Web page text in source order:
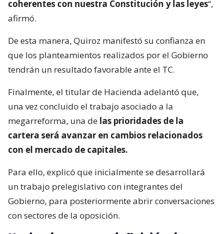
coherentes con nuestra Constitución y las leyes“,
afirmó.
De esta manera, Quiroz manifestó su confianza en
que los planteamientos realizados por el Gobierno
tendrán un resultado favorable ante el TC.
Finalmente, el titular de Hacienda adelantó que,
una vez concluido el trabajo asociado a la
megarreforma, una de las prioridades de la
cartera será avanzar en cambios relacionados
con el mercado de capitales.
Para ello, explicó que inicialmente se desarrollará
un trabajo prelegislativo con integrantes del
Gobierno, para posteriormente abrir conversaciones
con sectores de la oposición.